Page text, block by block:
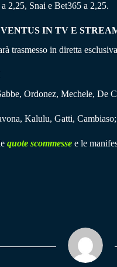
2,25, Snai e Bet365 a 2,25.
IN TV E
trasmesso in diretta
Ordonez, Mechele, De
Kalulu, Gatti,
quote scommesse e le